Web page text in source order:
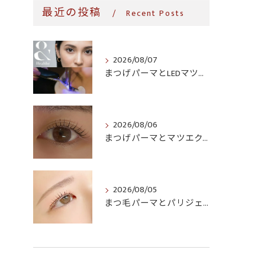
最近の投稿 Recent Posts
2026/08/07
まつげパーマとLEDマツエク、同時にできる?寝屋川・玉造・関目で選べるメニュー
2026/08/06
まつげパーマとマツエク、生活導線に合うのはどっち?時短・継続コストで比較
2026/08/05
まつ毛パーマとパリジェンヌ、どっちがいい?仕上がり・料金・ダメージ感を徹底比較